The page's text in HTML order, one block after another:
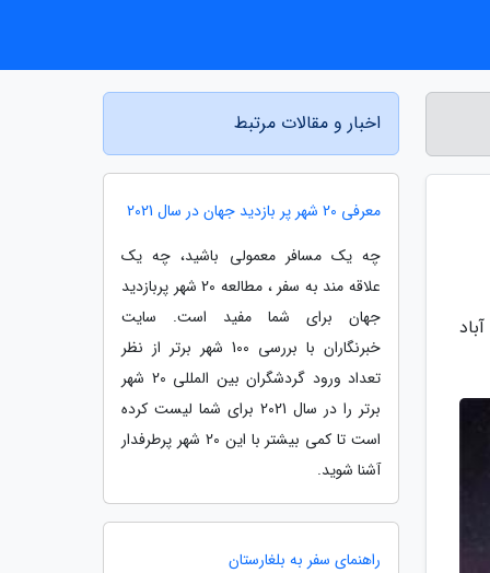
اخبار و مقالات مرتبط
معرفی 20 شهر پر بازدید جهان در سال 2021
چه یک مسافر معمولی باشید، چه یک
علاقه مند به سفر ، مطالعه 20 شهر پربازدید
جهان برای شما مفید است. سایت
خبرنگاران با بررسی 100 شهر برتر از نظر
تعداد ورود گردشگران بین المللی 20 شهر
برتر را در سال 2021 برای شما لیست کرده
است تا کمی بیشتر با این 20 شهر پرطرفدار
آشنا شوید.
راهنمای سفر به بلغارستان